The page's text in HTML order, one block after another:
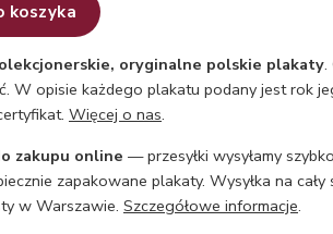
koszyka
oryginalne polskie plakaty.
W opisie każdego plakatu podany jest rok
Więcej o nas.
zakupu online — przesyłki wysyłamy
zapakowane plakaty. Wysyłka na
w Warszawie. Szczegółowe informacje.